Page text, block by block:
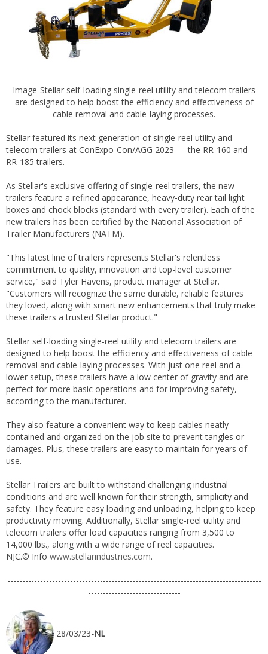
Image-Stellar self-loading single-reel utility and telecom trailers
are designed to help boost the efficiency and effectiveness of
cable removal and cable-laying processes.
Stellar featured its next generation of single-reel utility and
telecom trailers at ConExpo-Con/AGG 2023 — the RR-160 and
RR-185 trailers.
As Stellar's exclusive offering of single-reel trailers, the new
trailers feature a refined appearance, heavy-duty rear tail light
boxes and chock blocks (standard with every trailer). Each of the
new trailers has been certified by the National Association of
Trailer Manufacturers (NATM).
"This latest line of trailers represents Stellar's relentless
commitment to quality, innovation and top-level customer
service," said Tyler Havens, product manager at Stellar.
"Customers will recognize the same durable, reliable features
they loved, along with smart new enhancements that truly make
these trailers a trusted Stellar product."
Stellar self-loading single-reel utility and telecom trailers are
designed to help boost the efficiency and effectiveness of cable
removal and cable-laying processes. With just one reel and a
lower setup, these trailers have a low center of gravity and are
perfect for more basic operations and for improving safety,
according to the manufacturer.
They also feature a convenient way to keep cables neatly
contained and organized on the job site to prevent tangles or
damages. Plus, these trailers are easy to maintain for years of
use.
Stellar Trailers are built to withstand challenging industrial
conditions and are well known for their strength, simplicity and
safety. They feature easy loading and unloading, helping to keep
productivity moving. Additionally, Stellar single-reel utility and
telecom trailers offer load capacities ranging from 3,500 to
14,000 lbs., along with a wide range of reel capacities.
NJC.© Info www.stellarindustries.com.
-------------------------------------------------------------------------------------
-------------------------------
28/03/23-NL